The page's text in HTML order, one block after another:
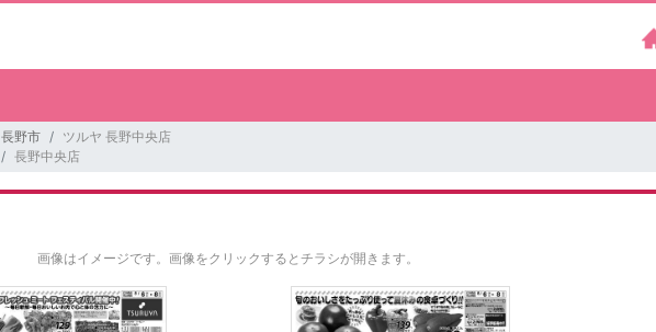
長野市
ツルヤ 長野中央店
長野中央店
画像はイメージです。 画像をクリックするとチラシが開きます。